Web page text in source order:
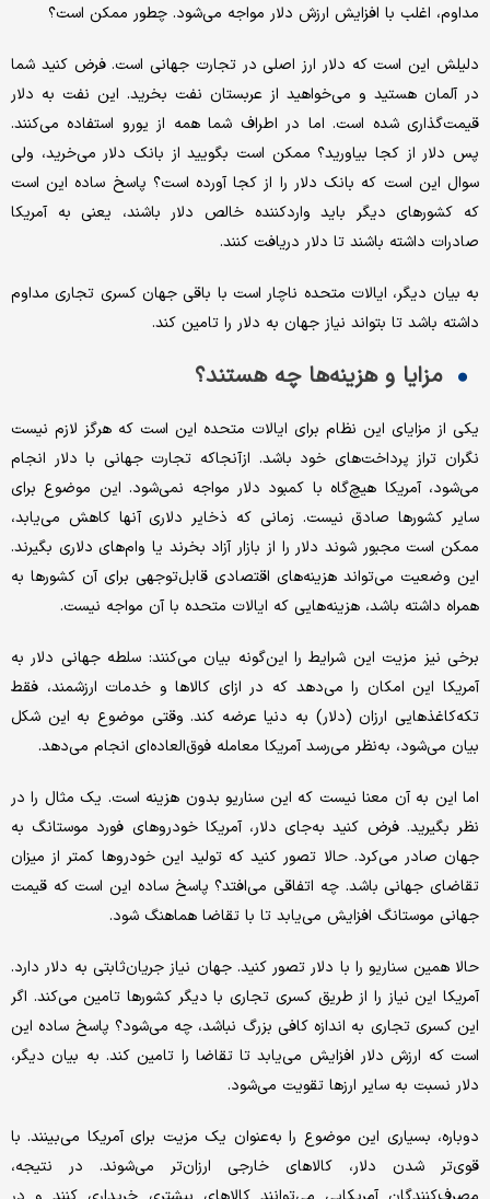
مداوم، اغلب با افزایش ارزش دلار مواجه می‌شود. چطور ممکن است؟
دلیلش این است که دلار ارز اصلی در تجارت جهانی است. فرض کنید شما
در آلمان هستید و می‌خواهید از عربستان نفت بخرید. این نفت به دلار
قیمت‌گذاری شده است. اما در اطراف شما همه از یورو استفاده می‌کنند.
پس دلار از کجا بیاورید؟ ممکن است بگویید از بانک دلار می‌خرید، ولی
سوال این است که بانک دلار را از کجا آورده است؟ پاسخ ساده این است
که کشورهای دیگر باید واردکننده خالص دلار باشند، یعنی به آمریکا
صادرات داشته باشند تا دلار دریافت کنند.
به بیان دیگر، ایالات متحده ناچار است با باقی جهان کسری تجاری مداوم
داشته باشد تا بتواند نیاز جهان به دلار را تامین کند.
مزایا و هزینه‌ها چه هستند؟
یکی از مزایای این نظام برای ایالات متحده این است که هرگز لازم نیست
نگران تراز پرداخت‌های خود باشد. ازآنجاکه تجارت جهانی با دلار انجام
می‌شود، آمریکا هیچ‌گاه با کمبود دلار مواجه نمی‌شود. این موضوع برای
سایر کشورها صادق نیست. زمانی که ذخایر دلاری آنها کاهش می‌یابد،
ممکن است مجبور شوند دلار را از بازار آزاد بخرند یا وام‌های دلاری بگیرند.
این وضعیت می‌تواند هزینه‌های اقتصادی قابل‌توجهی برای آن کشورها به
همراه داشته باشد، هزینه‌هایی که ایالات متحده با آن مواجه نیست.
برخی نیز مزیت این شرایط را این‌گونه بیان می‌کنند: سلطه جهانی دلار به
آمریکا این امکان را می‌دهد که در ازای کالاها و خدمات ارزشمند، فقط
تکه‌کاغذهایی ارزان (دلار) به دنیا عرضه کند. وقتی موضوع به این شکل
بیان می‌شود، به‌نظر می‌رسد آمریکا معامله فوق‌العاده‌ای انجام می‌دهد.
اما این به آن معنا نیست که این سناریو بدون هزینه است. یک مثال را در
نظر بگیرید. فرض کنید به‌جای دلار، آمریکا خودروهای فورد موستانگ به
جهان صادر می‌کرد. حالا تصور کنید که تولید این خودروها کمتر از میزان
تقاضای جهانی باشد. چه اتفاقی می‌افتد؟ پاسخ ساده این است که قیمت
جهانی موستانگ افزایش می‌یابد تا با تقاضا هماهنگ شود.
حالا همین سناریو را با دلار تصور کنید. جهان نیاز جریان‌ثابتی به دلار دارد.
آمریکا این نیاز را از طریق کسری تجاری با دیگر کشورها تامین می‌کند. اگر
این کسری تجاری به اندازه کافی بزرگ نباشد، چه می‌شود؟ پاسخ ساده این
است که ارزش دلار افزایش می‌یابد تا تقاضا را تامین کند. به بیان دیگر،
دلار نسبت به سایر ارزها تقویت می‌شود.
دوباره، بسیاری این موضوع را به‌عنوان یک مزیت برای آمریکا می‌بینند. با
قوی‌تر شدن دلار، کالاهای خارجی ارزان‌تر می‌شوند. در نتیجه،